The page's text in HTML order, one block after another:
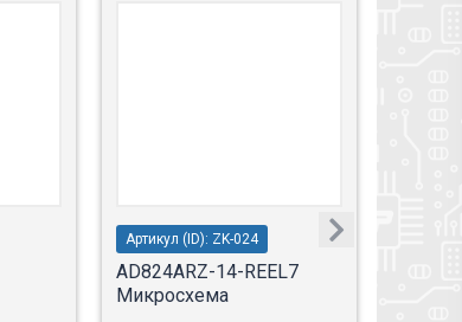
Артикул (ID): ZK-024
AD824ARZ-14-REEL7
Микросхема